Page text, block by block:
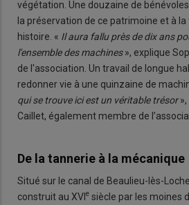
végétation. Une douzaine de
la préservation de ce patrimoine et à
histoire. « Il aura fallu près de dix ans
l'ensemble des machines», explique
de l'association. Un travail de longue
redonner vie à une quinzaine de
qui se trouve ici est un véritable trésor»,
Caillet, également membre de
De la tannerie à la mécanique
Situé sur le canal de Beaulieu-lès-
construit au XVIe siècle par les moines